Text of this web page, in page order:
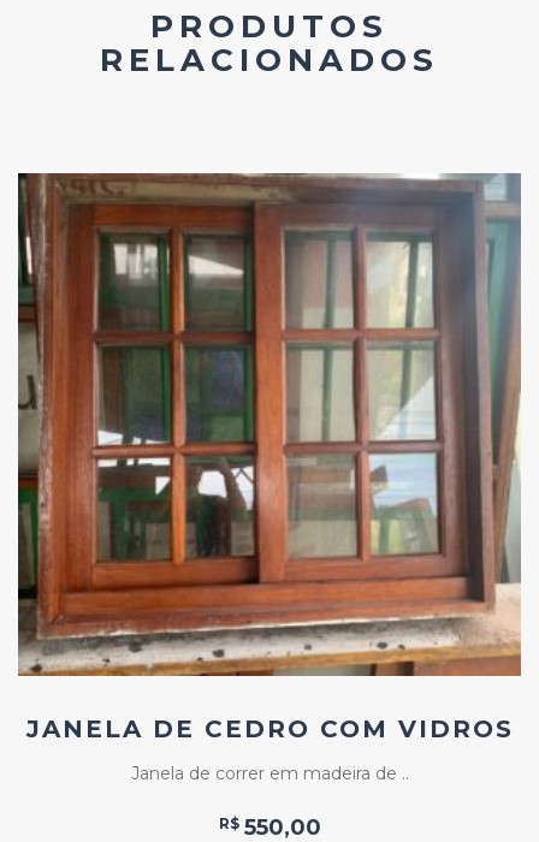
PRODUTOS
RELACIONADOS
Add
ao
Favoritos
JANELA DE CEDRO COM VIDROS
Janela de correr em madeira de ..
R$ 550,00